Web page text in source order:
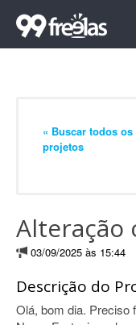
« Buscar todos os
projetos
Alteração
03/09/2025 às 15:44
Descrição do
Olá, bom dia. Preciso